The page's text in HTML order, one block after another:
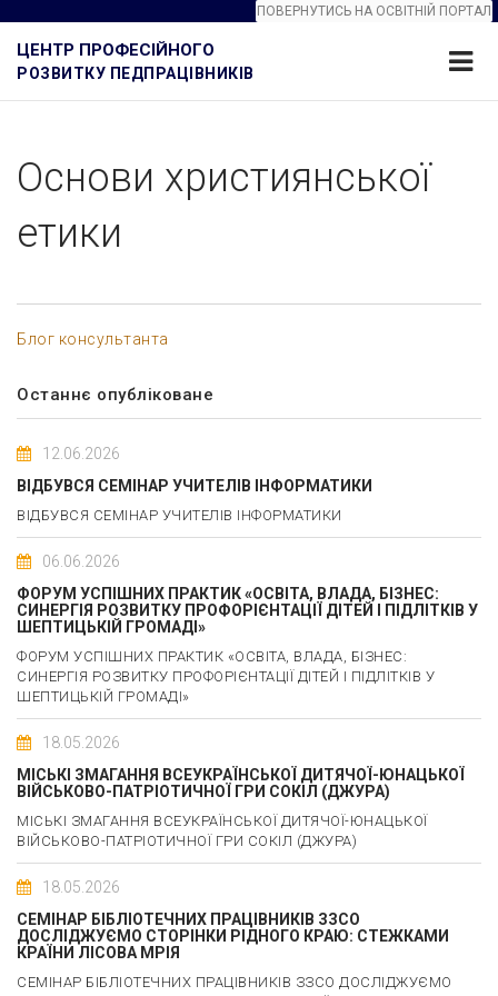
ПОВЕРНУТИСЬ НА ОСВІТНІЙ ПОРТАЛ
ЦЕНТР ПРОФЕСІЙНОГО
РОЗВИТКУ ПЕДПРАЦІВНИКІВ
Основи християнської
етики
Блог консультанта
Останнє опубліковане
12.06.2026
ВІДБУВСЯ СЕМІНАР УЧИТЕЛІВ ІНФОРМАТИКИ
ВІДБУВСЯ СЕМІНАР УЧИТЕЛІВ ІНФОРМАТИКИ
06.06.2026
ФОРУМ УСПІШНИХ ПРАКТИК «ОСВІТА, ВЛАДА, БІЗНЕС:
СИНЕРГІЯ РОЗВИТКУ ПРОФОРІЄНТАЦІЇ ДІТЕЙ І ПІДЛІТКІВ У
ШЕПТИЦЬКІЙ ГРОМАДІ»
ФОРУМ УСПІШНИХ ПРАКТИК «ОСВІТА, ВЛАДА, БІЗНЕС:
СИНЕРГІЯ РОЗВИТКУ ПРОФОРІЄНТАЦІЇ ДІТЕЙ І ПІДЛІТКІВ У
ШЕПТИЦЬКІЙ ГРОМАДІ»
18.05.2026
МІСЬКІ ЗМАГАННЯ ВСЕУКРАЇНСЬКОЇ ДИТЯЧОЇ-ЮНАЦЬКОЇ
ВІЙСЬКОВО-ПАТРІОТИЧНОЇ ГРИ СОКІЛ (ДЖУРА)
МІСЬКІ ЗМАГАННЯ ВСЕУКРАЇНСЬКОЇ ДИТЯЧОЇ-ЮНАЦЬКОЇ
ВІЙСЬКОВО-ПАТРІОТИЧНОЇ ГРИ СОКІЛ (ДЖУРА)
18.05.2026
СЕМІНАР БІБЛІОТЕЧНИХ ПРАЦІВНИКІВ ЗЗСО
ДОСЛІДЖУЄМО СТОРІНКИ РІДНОГО КРАЮ: СТЕЖКАМИ
КРАЇНИ ЛІСОВА МРІЯ
СЕМІНАР БІБЛІОТЕЧНИХ ПРАЦІВНИКІВ ЗЗСО ДОСЛІДЖУЄМО